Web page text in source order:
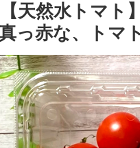
天然水トマト
っ赤な、トマ